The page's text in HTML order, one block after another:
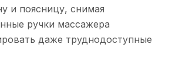
и поясницу, снимая
ручки массажера
даже труднодоступные